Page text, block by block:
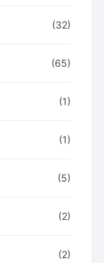
(32)
(65)
(1)
(1)
(5)
(2)
(2)